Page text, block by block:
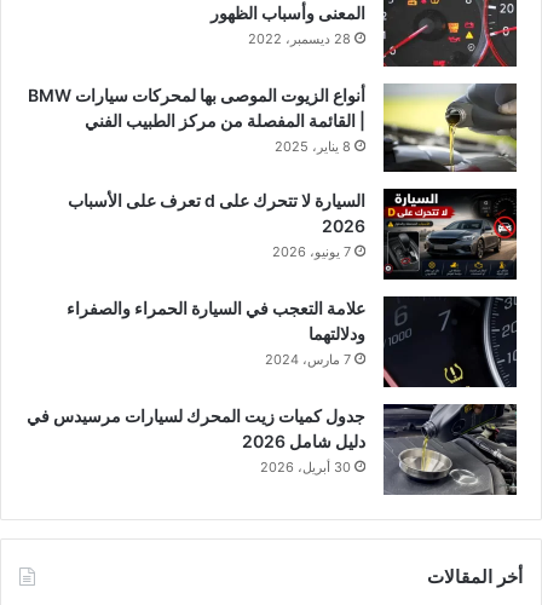
المعنى وأسباب الظهور
28 ديسمبر، 2022
أنواع الزيوت الموصى بها لمحركات سيارات BMW
| القائمة المفصلة من مركز الطبيب الفني
8 يناير، 2025
السيارة لا تتحرك على d تعرف على الأسباب
2026
7 يونيو، 2026
علامة التعجب في السيارة الحمراء والصفراء
ودلالتهما
7 مارس، 2024
جدول كميات زيت المحرك لسيارات مرسيدس في
دليل شامل 2026
30 أبريل، 2026
أخر المقالات